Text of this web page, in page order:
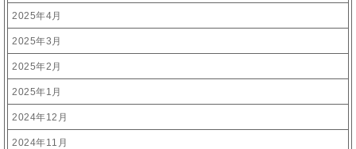
2025年4月
2025年3月
2025年2月
2025年1月
2024年12月
2024年11月